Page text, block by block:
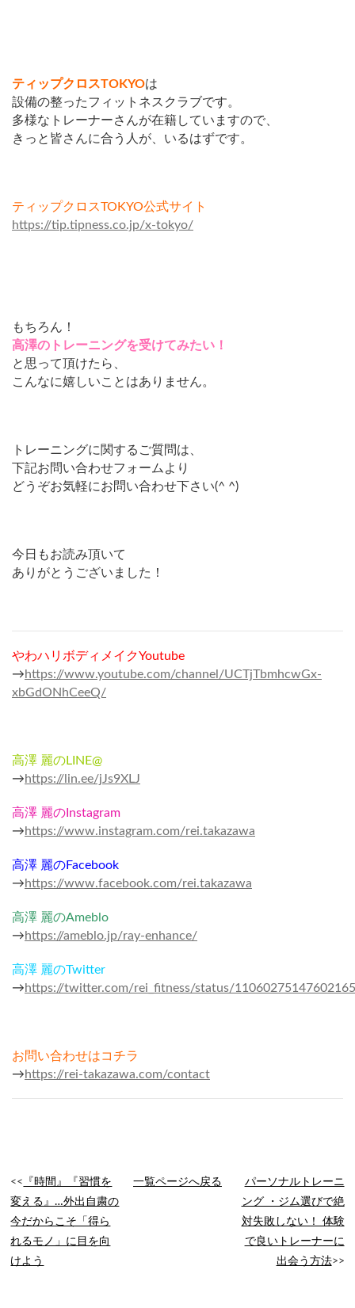
ティップクロスTOKYOは
設備の整ったフィットネスクラブです。
多様なトレーナーさんが在籍していますので、
きっと皆さんに合う人が、いるはずです。
ティップクロスTOKYO公式サイト
https://tip.tipness.co.jp/x-tokyo/
もちろん！
高澤のトレーニングを受けてみたい！
と思って頂けたら、
こんなに嬉しいことはありません。
トレーニングに関するご質問は、
下記お問い合わせフォームより
どうぞお気軽にお問い合わせ下さい(^ ^)
今日もお読み頂いて
ありがとうございました！
やわハリボディメイクYoutube
→https://www.youtube.com/channel/UCTjTbmhcwGx-
xbGdONhCeeQ/
高澤 麗のLINE@
→https://lin.ee/jJs9XLJ
高澤 麗のInstagram
→https://www.instagram.com/rei.takazawa
高澤 麗のFacebook
→https://www.facebook.com/rei.takazawa
高澤 麗のAmeblo
→https://ameblo.jp/ray-enhance/
高澤 麗のTwitter
→https://twitter.com/rei_fitness/status/
お問い合わせはコチラ
→https://rei-takazawa.com/contact
<<
『時間』『習慣を
変える』…外出自粛の
今だからこそ「得ら
れるモノ」に目を向
けよう
一覧ページへ戻る
パーソナルトレーニ
ング ・ジム選びで絶
対失敗しない！ 体験
で良いトレーナーに
出会う方法>>